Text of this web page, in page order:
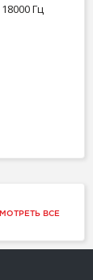
Гц
ВСЕ